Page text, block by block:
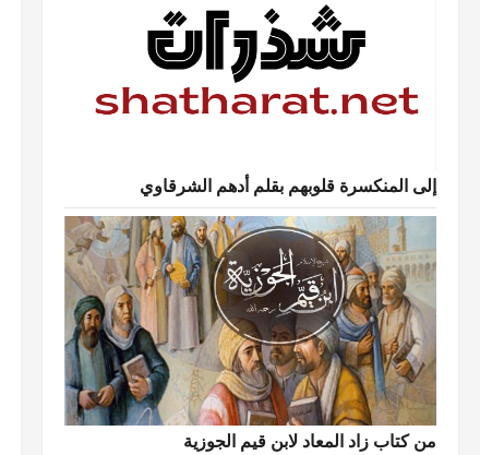
إلى المنكسرة قلوبهم بقلم أدهم الشرقاوي
من كتاب زاد المعاد لابن قيم الجوزية